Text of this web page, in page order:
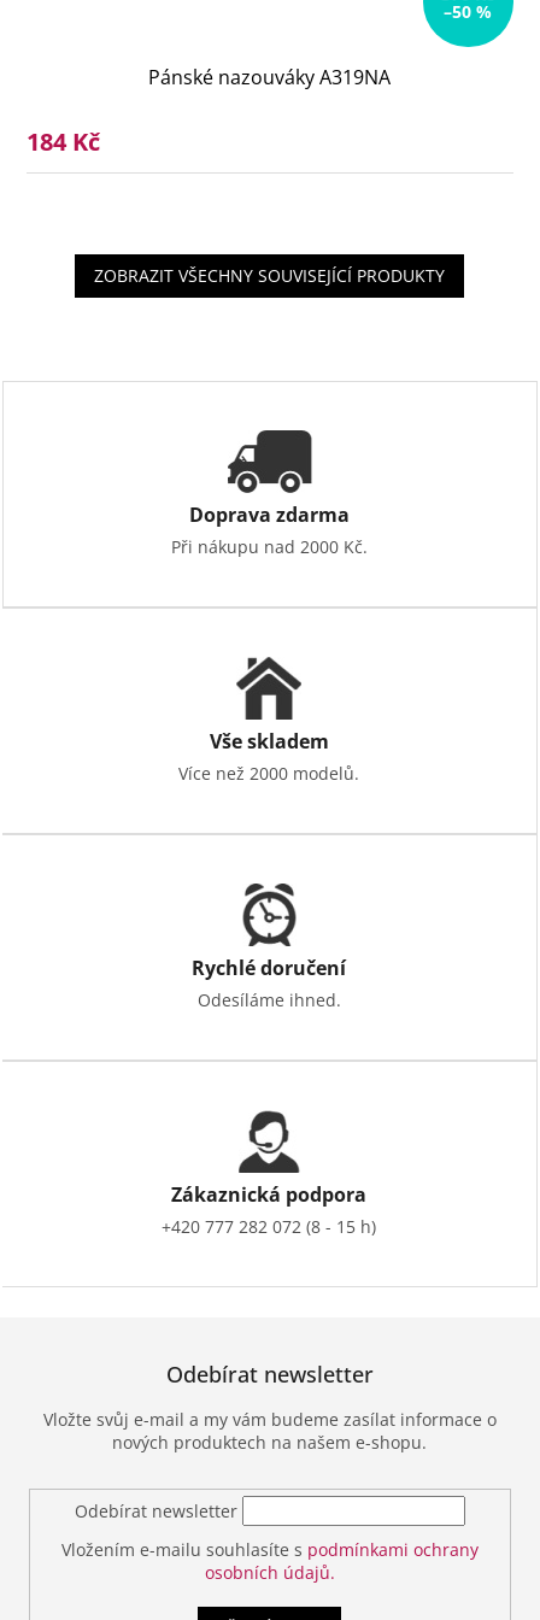
–50 %
Pánské nazouváky A319NA
184 Kč
ZOBRAZIT VŠECHNY SOUVISEJÍCÍ PRODUKTY
Doprava zdarma
Při nákupu nad 2000 Kč.
Vše skladem
Více než 2000 modelů.
Rychlé doručení
Odesíláme ihned.
Zákaznická podpora
+420 777 282 072 (8 - 15 h)
Odebírat newsletter
Vložte svůj e-mail a my vám budeme zasílat informace o
nových produktech na našem e-shopu.
Odebírat newsletter
Vložením e-mailu souhlasíte s podmínkami ochrany
osobních údajů.